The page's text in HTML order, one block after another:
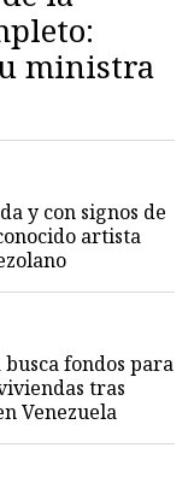
ministra
y con signos de
artista
busca fondos para
tras
Venezuela